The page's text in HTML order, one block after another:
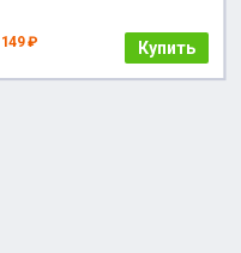
149 ₽ Купить